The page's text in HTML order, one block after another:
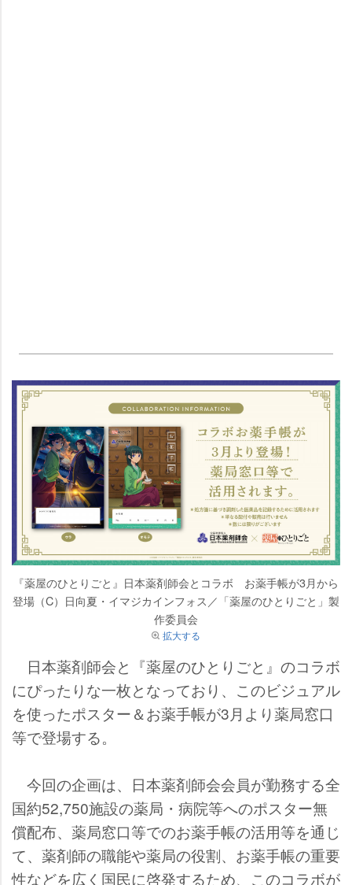
『薬屋のひとりごと』日本薬剤師会とコラボ お薬手帳が3月から
登場（C）日向夏・イマジカインフォス／「薬屋のひとりごと」製
作委員会
拡大する
日本薬剤師会と『薬屋のひとりごと』のコラボ
にぴったりな一枚となっており、このビジュアル
を使ったポスター＆お薬手帳が3月より薬局窓口
等で登場する。
今回の企画は、日本薬剤師会会員が勤務する全
国約52,750施設の薬局・病院等へのポスター無
償配布、薬局窓口等でのお薬手帳の活用等を通じ
て、薬剤師の職能や薬局の役割、お薬手帳の重要
性などを広く国民に啓発するため、このコラボが